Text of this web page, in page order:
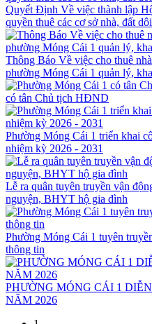
Quyết Định Về việc thành lập
quyền thuê các cơ sở nhà, đất
Thông Báo Về việc cho thuê
phường Móng Cái 1 quản lý,
có tân Chủ tịch HĐND
Phường Móng Cái 1 triển khai
nhiệm kỳ 2026 - 2031
Lễ ra quân tuyên truyền vận
nguyện, BHYT hộ gia đình
Phường Móng Cái 1 tuyên
thông tin
PHƯỜNG MÓNG CÁI 1
NĂM 2026